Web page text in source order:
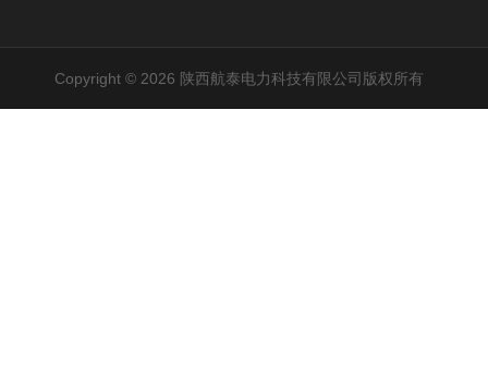
Copyright © 2026 陕西航泰电力科技有限公司版权所有